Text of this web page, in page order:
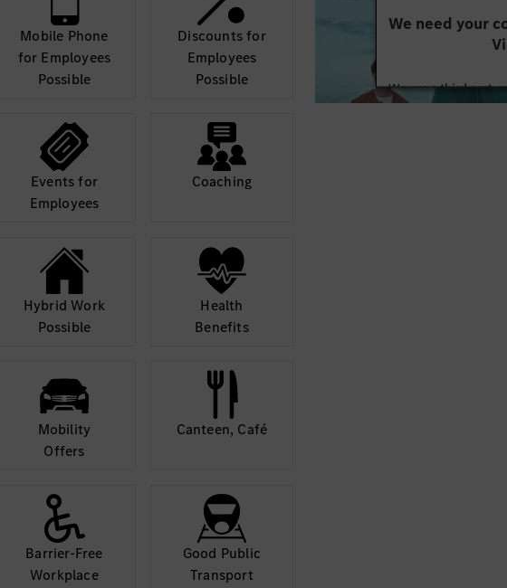
Mobile Phone
for Employees
Possible
Discounts for
Employees
Possible
Events for
Employees
Coaching
Hybrid Work
Possible
Health
Benefits
Mobility
Offers
Canteen, Café
Barrier-Free
Workplace
Good Public
Transport
We need your
We use a third party
may collect data